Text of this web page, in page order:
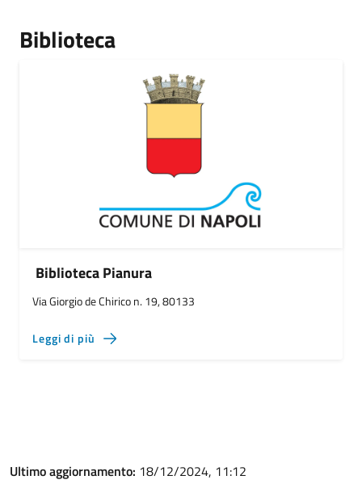
Biblioteca
Biblioteca Pianura
Via Giorgio de Chirico n. 19, 80133
Leggi di più
Ultimo aggiornamento: 18/12/2024, 11:12